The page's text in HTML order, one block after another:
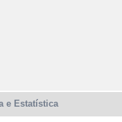
e Estatística